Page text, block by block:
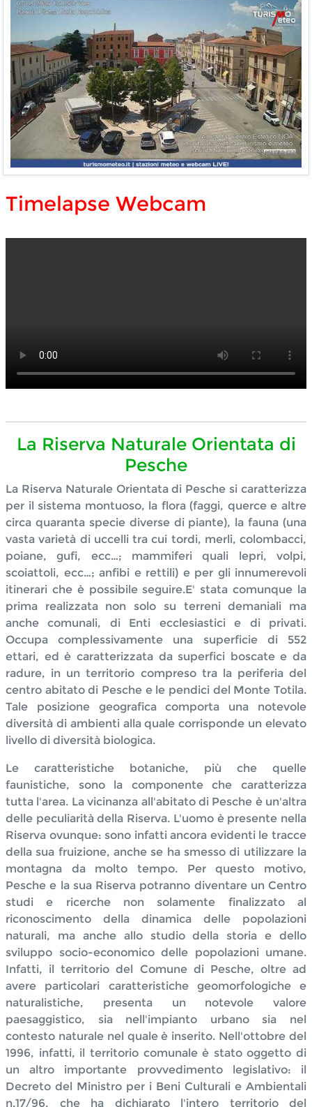
Timelapse Webcam
La Riserva Naturale Orientata di
Pesche
La Riserva Naturale Orientata di Pesche si caratterizza
per il sistema montuoso, la flora (faggi, querce e altre
circa quaranta specie diverse di piante), la fauna (una
vasta varietà di uccelli tra cui tordi, merli, colombacci,
poiane, gufi, ecc…; mammiferi quali lepri, volpi,
scoiattoli, ecc…; anfibi e rettili) e per gli innumerevoli
itinerari che è possibile seguire.E' stata comunque la
prima realizzata non solo su terreni demaniali ma
anche comunali, di Enti ecclesiastici e di privati.
Occupa complessivamente una superficie di 552
ettari, ed è caratterizzata da superfici boscate e da
radure, in un territorio compreso tra la periferia del
centro abitato di Pesche e le pendici del Monte Totila.
Tale posizione geografica comporta una notevole
diversità di ambienti alla quale corrisponde un elevato
livello di diversità biologica.
Le caratteristiche botaniche, più che quelle
faunistiche, sono la componente che caratterizza
tutta l'area. La vicinanza all'abitato di Pesche è un'altra
delle peculiarità della Riserva. L'uomo è presente nella
Riserva ovunque: sono infatti ancora evidenti le tracce
della sua fruizione, anche se ha smesso di utilizzare la
montagna da molto tempo. Per questo motivo,
Pesche e la sua Riserva potranno diventare un Centro
studi e ricerche non solamente finalizzato al
riconoscimento della dinamica delle popolazioni
naturali, ma anche allo studio della storia e dello
sviluppo socio-economico delle popolazioni umane.
Infatti, il territorio del Comune di Pesche, oltre ad
avere particolari caratteristiche geomorfologiche e
naturalistiche, presenta un notevole valore
paesaggistico, sia nell'impianto urbano sia nel
contesto naturale nel quale è inserito. Nell'ottobre del
1996, infatti, il territorio comunale è stato oggetto di
un altro importante provvedimento legislativo: il
Decreto del Ministro per i Beni Culturali e Ambientali
n.17/96, che ha dichiarato l'intero territorio del